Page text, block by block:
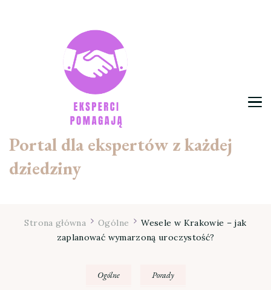
Portal dla ekspertów z każdej
dziedziny
Strona główna Ogólne
Wesele w Krakowie – jak
zaplanować wymarzoną uroczystość?
Ogólne Porady